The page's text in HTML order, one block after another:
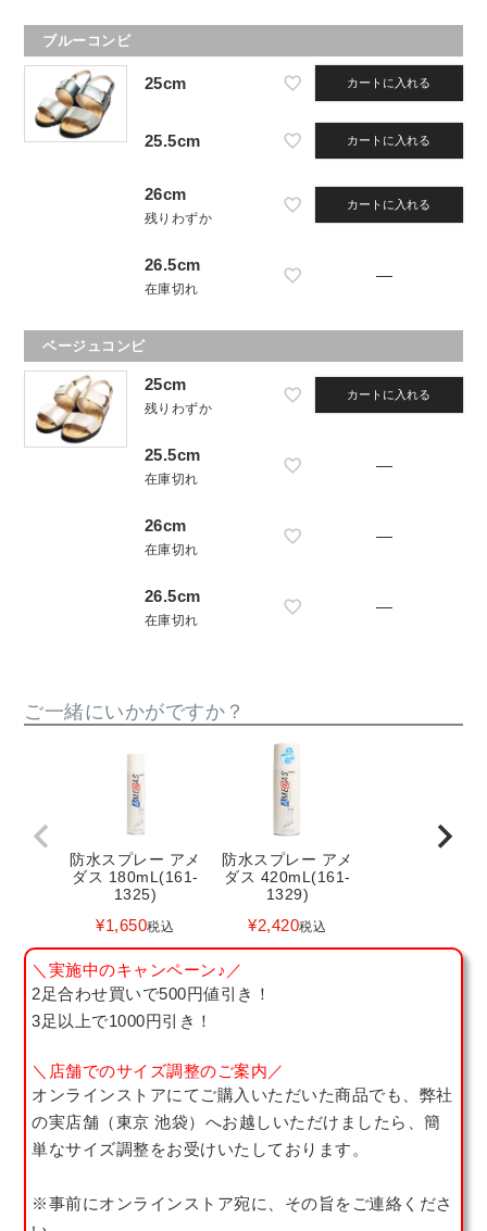
ブルーコンビ
25cm カートに入れる
25.5cm カートに入れる
26cm
残りわずか
カートに入れる
26.5cm
在庫切れ
—
ベージュコンビ
25cm
残りわずか
カートに入れる
25.5cm
在庫切れ
—
26cm
在庫切れ
—
26.5cm
在庫切れ
—
ご一緒にいかがですか？
防水スプレー アメ
ダス 180mL(161-
1325)
¥1,650税込
防水スプレー アメ
ダス 420mL(161-
1329)
¥2,420税込
＼実施中のキャンペーン♪／
2足合わせ買いで500円値引き！
3足以上で1000円引き！
＼店舗でのサイズ調整のご案内／
オンラインストアにてご購入いただいた商品でも、弊社
の実店舗（東京 池袋）へお越しいただけましたら、簡
単なサイズ調整をお受けいたしております。
※事前にオンラインストア宛に、その旨をご連絡くださ